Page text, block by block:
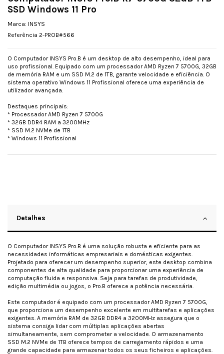
SSD Windows 11 Pro
Marca: INSYS
Referência 2-PROB#566
O Computador INSYS Pro.B é um desktop de alto desempenho, ideal para
uso profissional. Equipado com um processador AMD Ryzen 7 5700G, 32GB
de memória RAM e um SSD M.2 de 1TB, garante velocidade e eficiência. O
sistema operativo Windows 11 Profissional oferece uma experiência de
utilizador avançada.
Destaques principais:
* Processador AMD Ryzen 7 5700G
* 32GB DDR4 RAM a 3200MHz
* SSD M.2 NVMe de 1TB
* Windows 11 Profissional
Detalhes
O Computador INSYS Pro.B é uma solução robusta e eficiente para as
necessidades informáticas empresariais e domésticas exigentes.
Projetado para oferecer um desempenho superior, este desktop combina
componentes de alta qualidade para proporcionar uma experiência de
computação fluida e responsiva. Seja para tarefas de produtividade,
edição multimédia ou jogos, o Pro.B oferece a potência necessária.
Este computador é equipado com um processador AMD Ryzen 7 5700G,
que proporciona um desempenho excelente em multitarefas e aplicações
exigentes. A memória RAM de 32GB DDR4 a 3200MHz assegura que o
sistema consiga lidar com múltiplas aplicações abertas
simultaneamente, sem comprometer a velocidade. O armazenamento
SSD M.2 NVMe de 1TB oferece tempos de carregamento rápidos e uma
grande capacidade para armazenar todos os seus ficheiros e aplicações.